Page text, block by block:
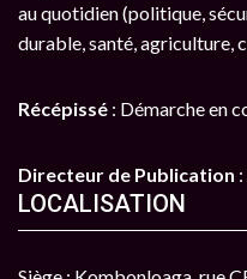
au quotidien (politique,
durable, santé, agriculture,
Récépissé : Démarche en
Directeur de Publication
LOCALISATION